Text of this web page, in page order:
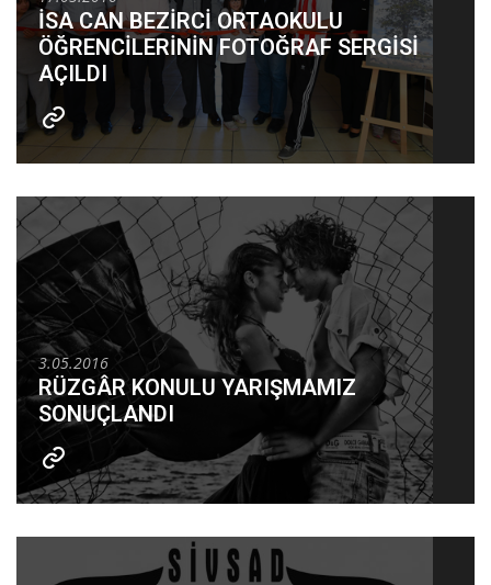
İSA CAN BEZİRCİ ORTAOKULU
ÖĞRENCİLERİNİN FOTOĞRAF SERGİSİ
AÇILDI
3.05.2016
RÜZGÂR KONULU YARIŞMAMIZ
SONUÇLANDI